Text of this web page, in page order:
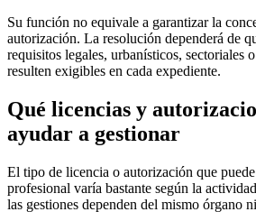
Su función no equivale a garantizar la
autorización. La resolución dependerá de
requisitos legales, urbanísticos, sectoriales
resulten exigibles en cada expediente.
Qué licencias y
ayudar a gestionar
El tipo de licencia o autorización que
profesional varía bastante según la
las gestiones dependen del mismo órgano